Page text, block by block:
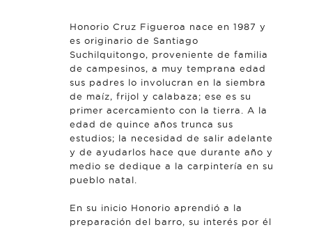
Honorio Cruz Figueroa nace en 1987 y
es originario de Santiago
Suchilquitongo, proveniente de familia
de campesinos, a muy temprana edad
sus padres lo involucran en la siembra
de maíz, frijol y calabaza; ese es su
primer acercamiento con la tierra. A la
edad de quince años trunca sus
estudios; la necesidad de salir adelante
y de ayudarlos hace que durante año y
medio se dedique a la carpintería en su
pueblo natal.
En su inicio Honorio aprendió a la
preparación del barro, su interés por él